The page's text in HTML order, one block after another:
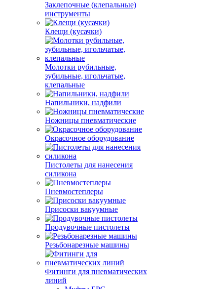
Заклепочные (клепальные)
инструменты
Клещи (кусачки)
Молотки рубильные,
зубильные, игольчатые,
клепальные
Напильники, надфили
Ножницы пневматические
Окрасочное оборудование
Пистолеты для нанесения
силикона
Пневмостеплеры
Присоски вакуумные
Продувочные пистолеты
Резьбонарезные машины
Фитинги для пневматических
линий